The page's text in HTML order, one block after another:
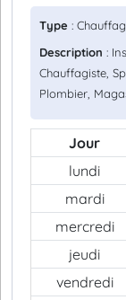
Type :
Description :
Chauffagiste,
Plombier,
Jour
lundi
mardi
mercredi
jeudi
vendredi